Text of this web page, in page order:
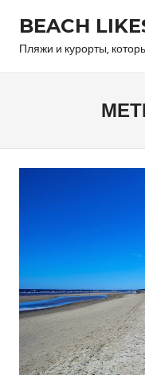
content
BEACH
Пляжи и курорты,